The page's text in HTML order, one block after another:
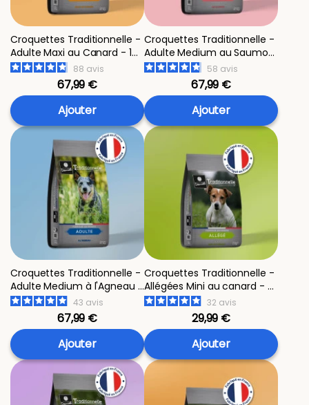
Croquettes Traditionnelle -
Adulte Maxi au Canard - 14
kg
88 avis
67,99 €
Ajouter
Croquettes Traditionnelle -
Adulte Medium au Saumon
- 14 kg
58 avis
67,99 €
Ajouter
Croquettes Traditionnelle -
Adulte Medium à l'Agneau -
14 kg
43 avis
67,99 €
Ajouter
Croquettes Traditionnelle -
Allégées Mini au canard - 4
kg
32 avis
29,99 €
Ajouter